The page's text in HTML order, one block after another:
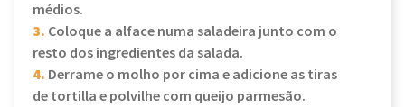
médios.
3. Coloque a alface numa saladeira junto com o
resto dos ingredientes da salada.
4. Derrame o molho por cima e adicione as tiras
de tortilla e polvilhe com queijo parmesão.